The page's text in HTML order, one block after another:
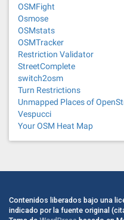
OSMFight
Osmose
OSMstats
OSMTracker
Restriction Validator
StreetComplete
switch2osm
Turn Restrictions
Unmapped Places of
Vespucci
Your OSM Heat Map
Contenidos liberados bajo una
indicado por la fuente original